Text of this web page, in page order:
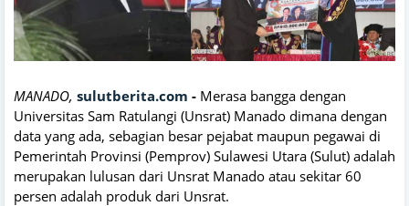
MANADO, sulutberita.com - Merasa bangga dengan
Universitas Sam Ratulangi (Unsrat) Manado dimana dengan
data yang ada, sebagian besar pejabat maupun pegawai di
Pemerintah Provinsi (Pemprov) Sulawesi Utara (Sulut) adalah
merupakan lulusan dari Unsrat Manado atau sekitar 60
persen adalah produk dari Unsrat.